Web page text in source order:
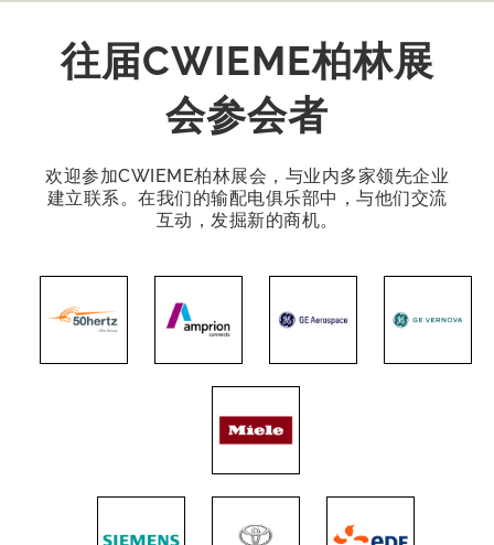
往届CWIEME柏林展
会参会者
欢迎参加CWIEME柏林展会，与业内多家领先企业
建立联系。在我们的输配电俱乐部中，与他们交流
互动，发掘新的商机。